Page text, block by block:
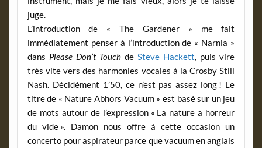
juge.
L’introduction de « The Gardener » me fait
immédiatement penser à l’introduction de « Narnia »
dans Please Don’t Touchde Steve Hackett , puis vire
très vite vers des harmonies vocales à la Crosby Still
Nash. Décidément 1’50, ce n’est pas assez long ! Le
titre de « Nature Abhors Vacuum » est basé sur un jeu
de mots autour de l’expression « La nature a horreur
du vide ». Damon nous offre à cette occasion un
concerto pour aspirateur parce que vacuum en anglais